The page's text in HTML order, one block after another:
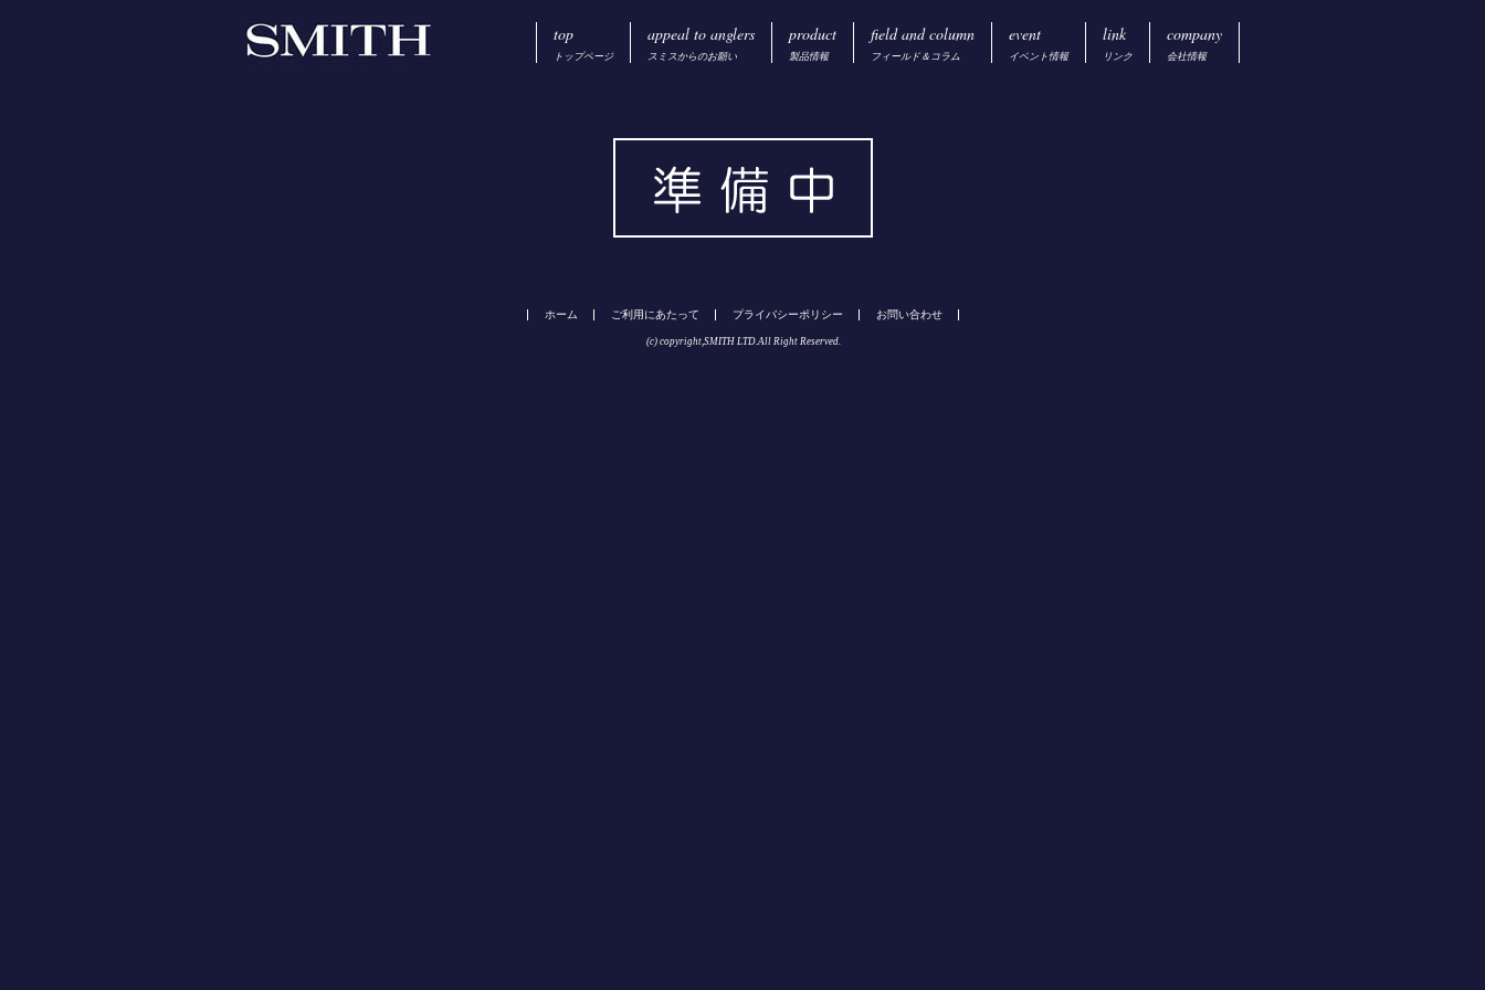
top
トップページ
appeal to anglers
スミスからのお願い
product
製品情報
field and column
フィールド＆コラム
event
イベント情報
link
リンク
company
会社情報
ホーム ご利用にあたって プライバシーポリシー お問い合わせ
(c) copyright,SMITH LTD.All Right Reserved.